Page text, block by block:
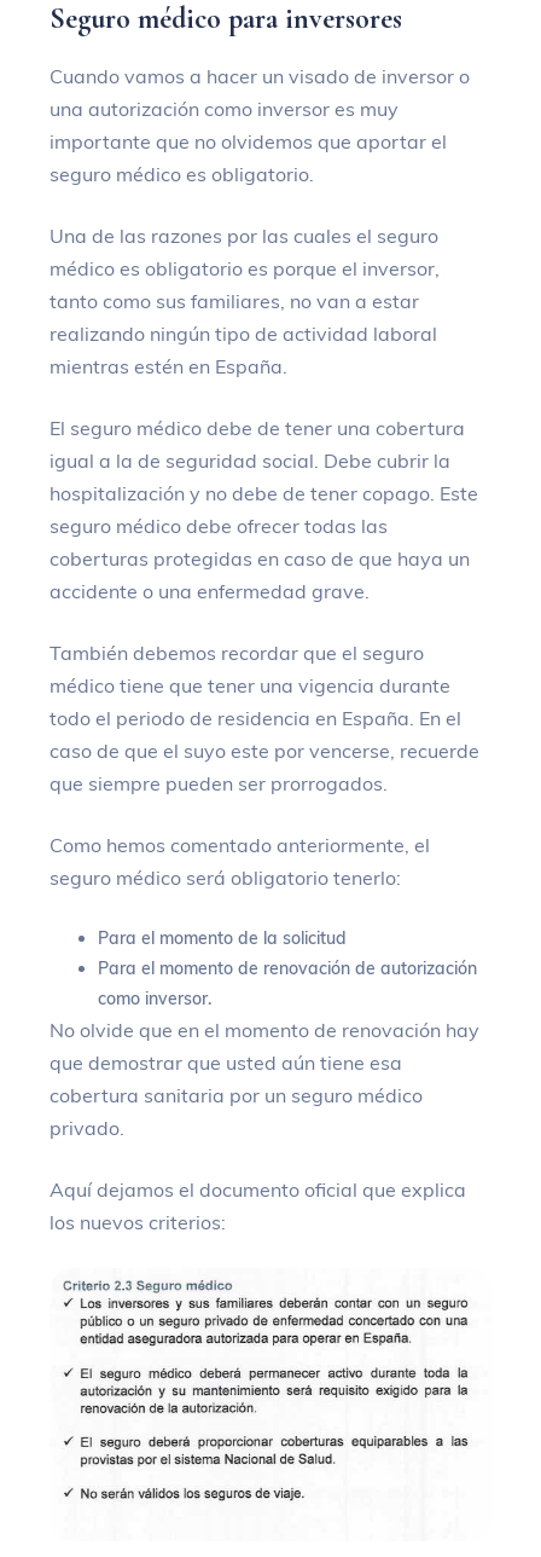
Seguro médico para inversores
Cuando vamos a hacer un visado de inversor o
una autorización como inversor es muy
importante que no olvidemos que aportar el
seguro médico es obligatorio.
Una de las razones por las cuales el seguro
médico es obligatorio es porque el inversor,
tanto como sus familiares, no van a estar
realizando ningún tipo de actividad laboral
mientras estén en España.
El seguro médico debe de tener una cobertura
igual a la de seguridad social. Debe cubrir la
hospitalización y no debe de tener copago. Este
seguro médico debe ofrecer todas las
coberturas protegidas en caso de que haya un
accidente o una enfermedad grave.
También debemos recordar que el seguro
médico tiene que tener una vigencia durante
todo el periodo de residencia en España. En el
caso de que el suyo este por vencerse, recuerde
que siempre pueden ser prorrogados.
Como hemos comentado anteriormente, el
seguro médico será obligatorio tenerlo:
Para el momento de la solicitud
Para el momento de renovación de autorización
como inversor.
No olvide que en el momento de renovación hay
que demostrar que usted aún tiene esa
cobertura sanitaria por un seguro médico
privado.
Aquí dejamos el documento oficial que explica
los nuevos criterios: